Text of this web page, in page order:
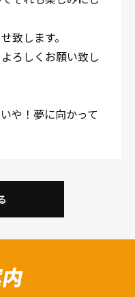
致します。
ろしくお願い致し
や！夢に向かって